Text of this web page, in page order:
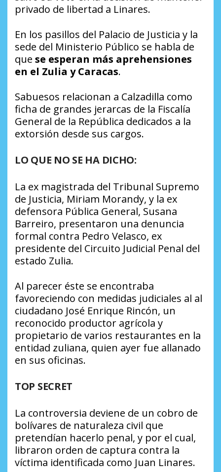
privado de libertad a Linares.
En los pasillos del Palacio de Justicia y la
sede del Ministerio Público se habla de
que se esperan más aprehensiones
en el Zulia y Caracas.
Sabuesos relacionan a Calzadilla como
ficha de grandes jerarcas de la Fiscalía
General de la República dedicados a la
extorsión desde sus cargos.
LO QUE NO SE HA DICHO:
La ex magistrada del Tribunal Supremo
de Justicia, Miriam Morandy, y la ex
defensora Pública General, Susana
Barreiro, presentaron una denuncia
formal contra Pedro Velasco, ex
presidente del Circuito Judicial Penal del
estado Zulia.
Al parecer éste se encontraba
favoreciendo con medidas judiciales al al
ciudadano José Enrique Rincón, un
reconocido productor agrícola y
propietario de varios restaurantes en la
entidad zuliana, quien ayer fue allanado
en sus oficinas.
TOP SECRET
La controversia deviene de un cobro de
bolívares de naturaleza civil que
pretendían hacerlo penal, y por el cual,
libraron orden de captura contra la
víctima identificada como Juan Linares.